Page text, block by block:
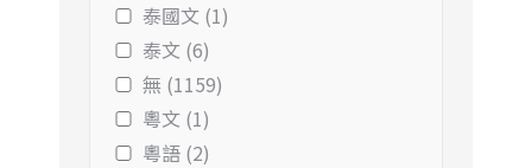
泰國文 (1)
泰文 (6)
無 (1159)
粵文 (1)
粵語 (2)